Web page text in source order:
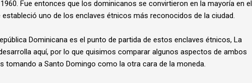
Fue entonces que los dominicanos se convirtieron en la mayoría en el
estableció uno de los enclaves étnicos más reconocidos de la ciudad.
Dominicana es el punto de partida de estos enclaves étnicos, La
aquí, por lo que quisimos comparar algunos aspectos de ambos
tomando a Santo Domingo como la otra cara de la moneda.